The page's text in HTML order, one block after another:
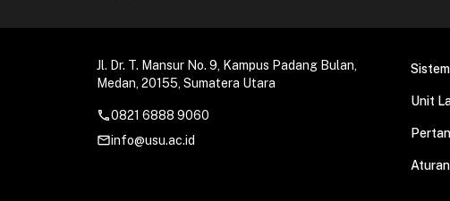
Jl. Dr. T. Mansur No. 9, Kampus Padang Bulan,
Medan, 20155, Sumatera Utara
call0821 6888 9060
mail_outlineinfo@usu.ac.id
Unit